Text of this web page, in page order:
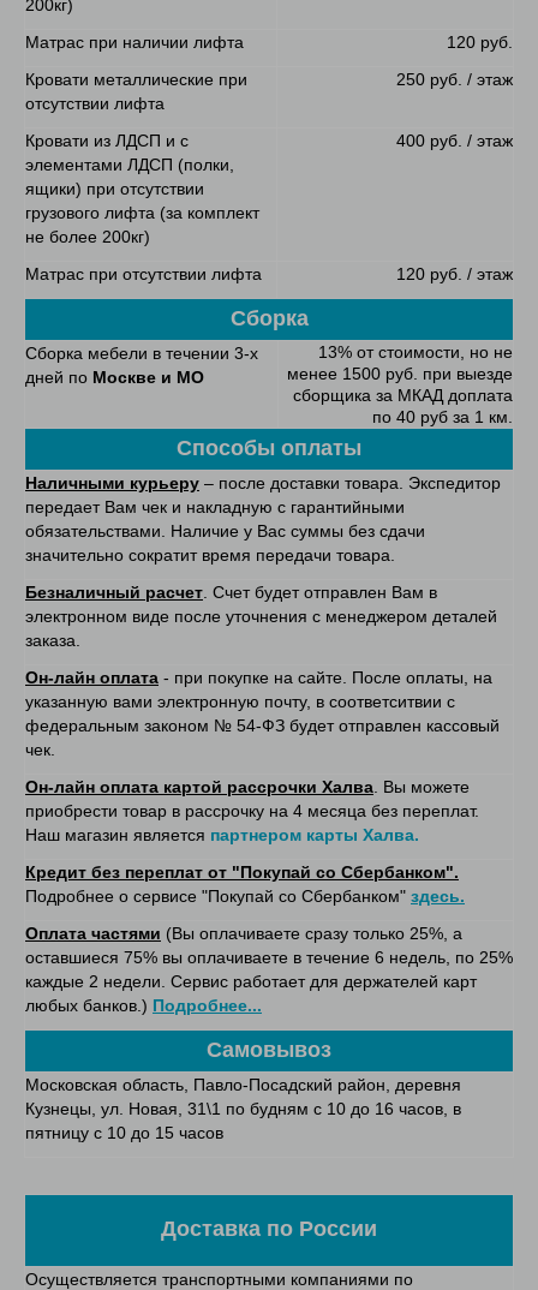
200кг)
Матрас при наличии лифта
120 руб.
Кровати металлические при
отсутствии лифта
250 руб. / этаж
Кровати из ЛДСП и с
элементами ЛДСП (полки,
ящики) при отсутствии
грузового лифта (за комплект
не более 200кг)
400 руб. / этаж
Матрас при отсутствии лифта 120 руб. / этаж
Сборка
Сборка мебели в течении 3-х
дней по Москве и МО
13% от стоимости, но не
менее 1500 руб. при выезде
сборщика за МКАД доплата
по 40 руб за 1 км.
Способы оплаты
Наличными курьеру – после доставки товара. Экспедитор
передает Вам чек и накладную с гарантийными
обязательствами. Наличие у Вас суммы без сдачи
значительно сократит время передачи товара.
Безналичный расчет . Счет будет отправлен Вам в
электронном виде после уточнения с менеджером деталей
заказа.
Он-лайн оплата - при покупке на сайте. После оплаты, на
указанную вами электронную почту, в соответситвии с
федеральным законом № 54-ФЗ будет отправлен кассовый
чек.
Он-лайн оплата картой рассрочки Халва . Вы можете
приобрести товар в рассрочку на 4 месяца без переплат.
Наш магазин является партнером карты Халва.
Кредит без переплат от "Покупай со Сбербанком".
Подробнее о сервисе "Покупай со Сбербанком" здесь.
Оплата частями (Вы оплачиваете сразу только 25%, а
оставшиеся 75% вы оплачиваете в течение 6 недель, по 25%
каждые 2 недели. Сервис работает для держателей карт
любых банков.) Подробнее...
Самовывоз
Московская область, Павло-Посадский район, деревня
Кузнецы, ул. Новая, 31\1 по будням с 10 до 16 часов, в
пятницу с 10 до 15 часов
Доставка по России
Осуществляется транспортными компаниями по